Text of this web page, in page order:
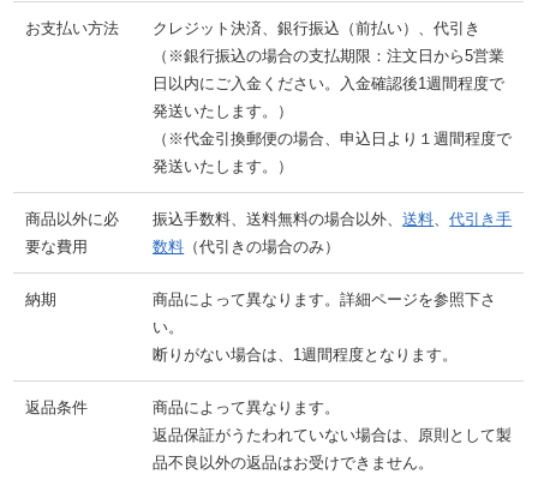
お支払い方法
クレジット決済、銀行振込（前払い）、代引き
（※銀行振込の場合の支払期限：注文日から5営業
日以内にご入金ください。入金確認後1週間程度で
発送いたします。）
（※代金引換郵便の場合、申込日より１週間程度で
発送いたします。）
商品以外に必
要な費用
振込手数料、送料無料の場合以外、送料、代引き手
数料 （代引きの場合のみ）
納期
商品によって異なります。詳細ページを参照下さ
い。
断りがない場合は、1週間程度となります。
返品条件
商品によって異なります。
返品保証がうたわれていない場合は、原則として製
品不良以外の返品はお受けできません。